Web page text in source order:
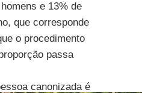
e 13% de
que corresponde
o procedimento
passa
canonizada é